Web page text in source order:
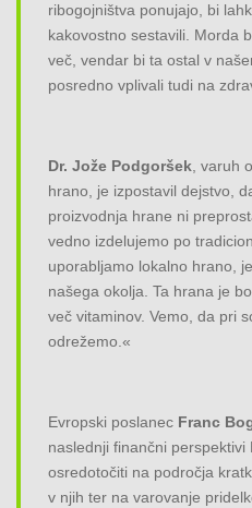
ribogojništva ponujajo, bi
kakovostno sestavili. Morda
več, vendar bi ta ostal v
posredno vplivali tudi na
Dr. Jože Podgoršek , varuh
hrano, je izpostavil dejstvo,
proizvodnja hrane ni
vedno izdelujemo po
uporabljamo lokalno hrano,
našega okolja. Ta hrana je
več vitaminov. Vemo, da pri
odrežemo.«
Evropski poslanec Franc
naslednji finančni
osredotočiti na področja
v njih ter na varovanje